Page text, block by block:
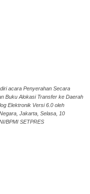
acara Penyerahan Secara
Buku Alokasi Transfer ke Daerah
Elektronik Versi 6.0 oleh
Jakarta, Selasa, 10
BPMI SETPRES